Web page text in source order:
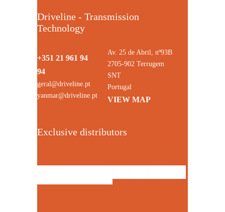
Driveline - Transmission
Technology
+351 21 961 94
94
geral@driveline.pt
yanmar@driveline.pt
Av. 25 de Abril, nº93B
2705-902 Terrugem
SNT
Portugal
VIEW MAP
Exclusive distributors